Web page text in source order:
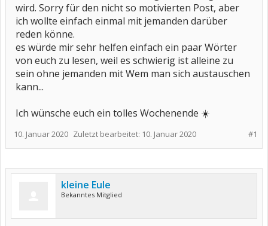
wird. Sorry für den nicht so motivierten Post, aber
ich wollte einfach einmal mit jemanden darüber
reden könne.
es würde mir sehr helfen einfach ein paar Wörter
von euch zu lesen, weil es schwierig ist alleine zu
sein ohne jemanden mit Wem man sich austauschen
kann...
Ich wünsche euch ein tolles Wochenende ☀️
#1
10. Januar 2020 Zuletzt bearbeitet: 10. Januar 2020
kleine Eule
Bekanntes Mitglied